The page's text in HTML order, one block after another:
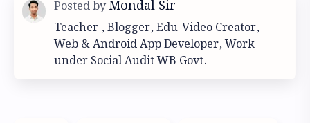
Teacher , Blogger, Edu-Video Creator,
Web & Android App Developer, Work
under Social Audit WB Govt.